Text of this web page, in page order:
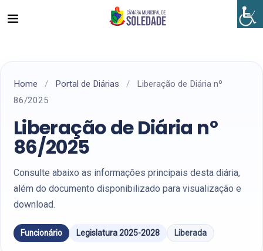
Home / Portal de Diárias /
Liberação de Diária nº
86/2025
Liberação de Diária nº
86/2025
Consulte abaixo as informações principais desta diária,
além do documento disponibilizado para visualização e
download.
Funcionário Legislatura 2025-2028 Liberada